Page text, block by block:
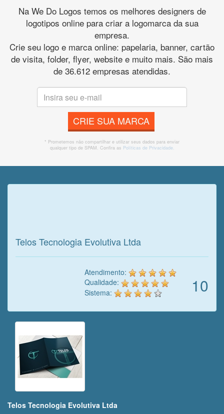
Na We Do Logos temos os melhores designers de
logotipos online para criar a logomarca da sua
empresa.
Crie seu logo e marca online: papelaria, banner, cartão
de visita, folder, flyer, website e muito mais. São mais
de 36.612 empresas atendidas.
CRIE SUA MARCA
* Prometemos não compartilhar e utilizar seus dados para enviar
qualquer tipo de SPAM. Confira as Políticas de Privacidade.
Telos Tecnologia Evolutiva Ltda
10
Atendimento:
Qualidade:
Sistema:
Telos Tecnologia Evolutiva Ltda